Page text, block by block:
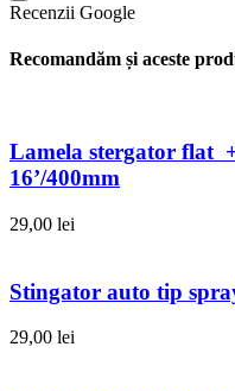
Recenzii Google
Recomandăm și aceste
Lamela stergator flat
16’/400mm
29,00 lei
Stingator auto tip
29,00 lei